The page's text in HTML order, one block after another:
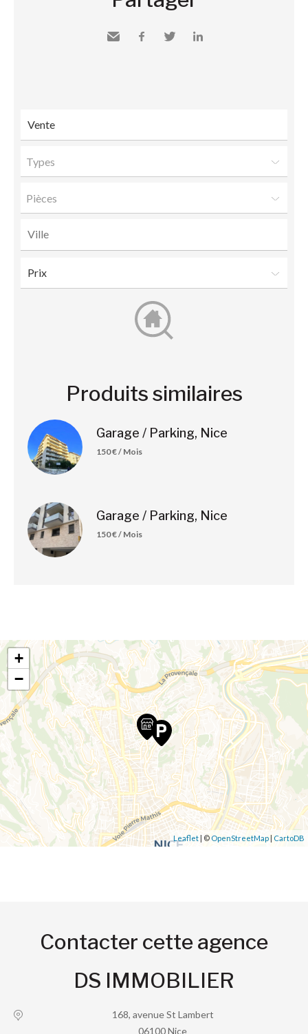
Types
Pièces
Produits similaires
Garage / Parking, Nice
150 € / Mois
Garage / Parking, Nice
150 € / Mois
+
−
Leaflet | © OpenStreetMap | CartoDB
Contacter cette agence
DS IMMOBILIER
168, avenue St Lambert
06100 Nice